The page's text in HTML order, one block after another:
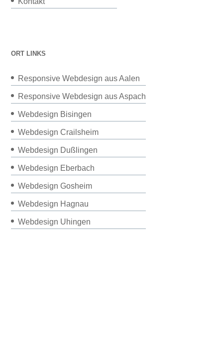
ORT LINKS
Responsive Webdesign aus Aalen
Responsive Webdesign aus Aspach
Webdesign Bisingen
Webdesign Crailsheim
Webdesign Dußlingen
Webdesign Eberbach
Webdesign Gosheim
Webdesign Hagnau
Webdesign Uhingen